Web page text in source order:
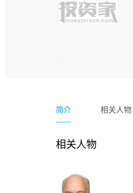
简介 相关人物
相关人物